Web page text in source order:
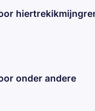
onder andere